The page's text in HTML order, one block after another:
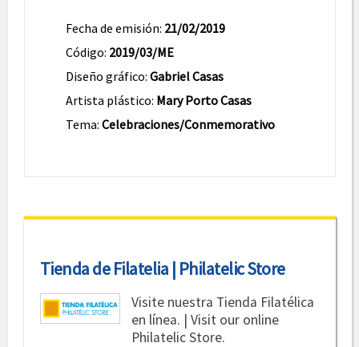
Fecha de emisión: 21/02/2019
Código: 2019/03/ME
Diseño gráfico: Gabriel Casas
Artista plástico: Mary Porto Casas
Tema: Celebraciones/Conmemorativo
Tienda de Filatelia | Philatelic Store
Visite nuestra Tienda Filatélica
en línea. | Visit our online
Philatelic Store.